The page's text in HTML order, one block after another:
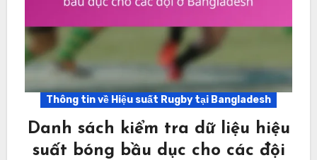
Thông tin về Hiệu suất Rugby tại Bangladesh
Danh sách kiểm tra dữ liệu hiệu
suất bóng bầu dục cho các đội